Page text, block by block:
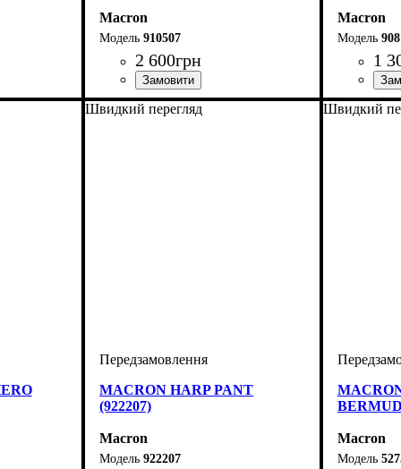
Macron
910507
2 600грн
Виробник: Macron
Колір: Темно-синій
Macron
1
Виробник
Колір:
Швидкий перегляд
MACRON HARP PANT
(922207)
Macron
922207
Швидкий
Macron